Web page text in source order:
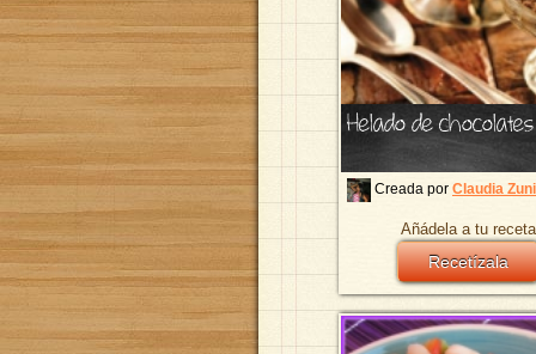
Helado de
Creada por Claudia
Añádela a tu
Recetízala